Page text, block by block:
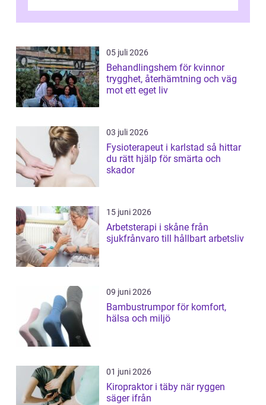
05 juli 2026
Behandlingshem för kvinnor
trygghet, återhämtning och väg
mot ett eget liv
03 juli 2026
Fysioterapeut i karlstad så hittar
du rätt hjälp för smärta och
skador
15 juni 2026
Arbetsterapi i skåne från
sjukfrånvaro till hållbart arbetsliv
09 juni 2026
Bambustrumpor för komfort,
hälsa och miljö
01 juni 2026
Kiropraktor i täby när ryggen
säger ifrån